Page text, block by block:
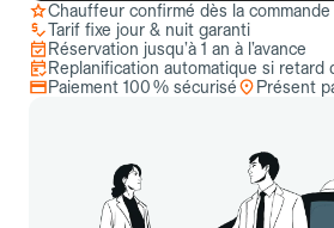
Chauffeur confirmé dès la commande
Tarif fixe jour & nuit garanti
Réservation jusqu’à 1 an à l’avance
Replanification automatique si retard
Paiement 100 % sécurisé
Présent